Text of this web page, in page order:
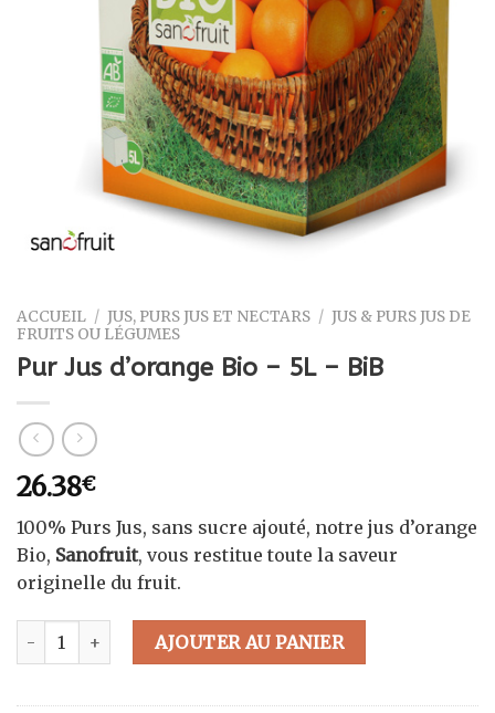
ACCUEIL / JUS, PURS JUS ET NECTARS / JUS & PURS JUS DE
FRUITS OU LÉGUMES
Pur Jus d’orange Bio – 5L – BiB
26.38€
100% Purs Jus, sans sucre ajouté, notre jus d’orange
Bio, Sanofruit, vous restitue toute la saveur
originelle du fruit.
quantité de Pur Jus d'orange Bio - 5L - BiB
AJOUTER AU PANIER